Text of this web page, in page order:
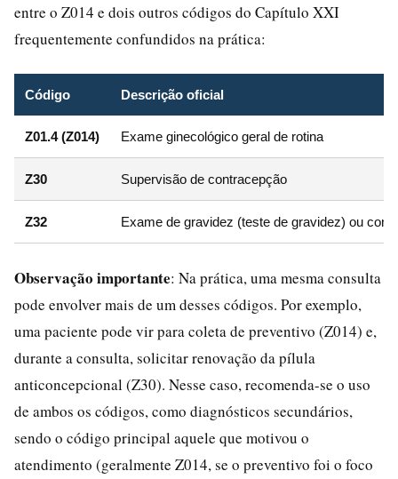
entre o Z014 e dois outros códigos do Capítulo XXI
frequentemente confundidos na prática:
Código Descrição oficial
Z01.4 (Z014) Exame ginecológico geral de rotina
Z30 Supervisão de contracepção
Z32 Exame de gravidez (teste de gravidez) ou
Observação importante: Na prática, uma mesma consulta
pode envolver mais de um desses códigos. Por exemplo,
uma paciente pode vir para coleta de preventivo (Z014) e,
durante a consulta, solicitar renovação da pílula
anticoncepcional (Z30). Nesse caso, recomenda-se o uso
de ambos os códigos, como diagnósticos secundários,
sendo o código principal aquele que motivou o
atendimento (geralmente Z014, se o preventivo foi o foco